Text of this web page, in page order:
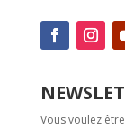
Vous voulez